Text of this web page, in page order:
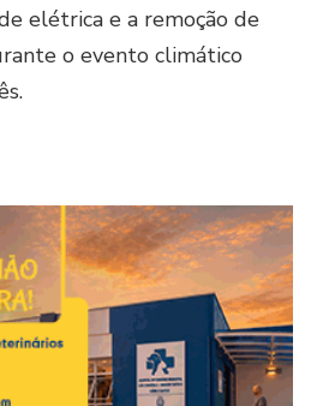
elétrica e a remoção de
o evento climático